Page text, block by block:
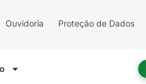
Ouvidoria Proteção de Dados